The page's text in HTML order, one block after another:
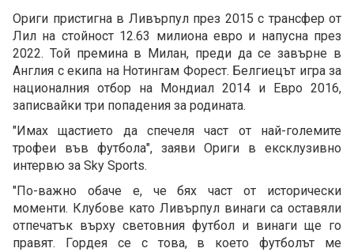
Ориги пристигна в Ливърпул през 2015 с трансфер от
Лил на стойност 12.63 милиона евро и напусна през
2022. Той премина в Милан, преди да се завърне в
Англия с екипа на Нотингам Форест. Белгиецът игра за
националния отбор на Мондиал 2014 и Евро 2016,
записвайки три попадения за родината.
"Имах щастието да спечеля част от най-големите
трофеи във футбола", заяви Ориги в ексклузивно
интервю за Sky Sports.
"По-важно обаче е, че бях част от исторически
моменти. Клубове като Ливърпул винаги са оставяли
отпечатък върху световния футбол и винаги ще го
правят. Гордея се с това, в което футболът ме